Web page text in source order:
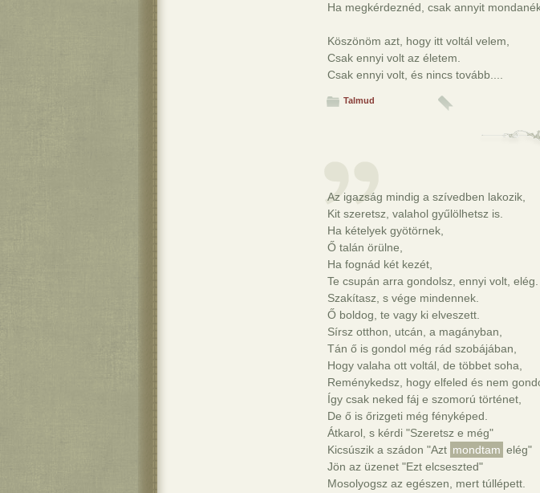
Ha megkérdeznéd, csak annyit
Köszönöm azt, hogy itt voltál velem,
Csak ennyi volt az életem.
Csak ennyi volt, és nincs tovább....
Talmud
Az igazság mindig a szívedben lakozik,
Kit szeretsz, valahol gyűlölhetsz is.
Ha kételyek gyötörnek,
Ő talán örülne,
Ha fognád két kezét,
Te csupán arra gondolsz, ennyi volt, elég.
Szakítasz, s vége mindennek.
Ő boldog, te vagy ki elveszett.
Sírsz otthon, utcán, a magányban,
Tán ő is gondol még rád szobájában,
Hogy valaha ott voltál, de többet soha,
Reménykedsz, hogy elfeled és nem
Így csak neked fáj e szomorú történet,
De ő is őrizgeti még fényképed.
Átkarol, s kérdi "Szeretsz e még"
Kicsúszik a szádon "Azt mondtam elég"
Jön az üzenet "Ezt elcseszted"
Mosolyogsz az egészen, mert túllépett.